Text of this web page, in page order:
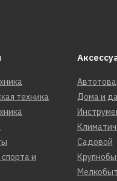
техника
и
Дома и
Садовой